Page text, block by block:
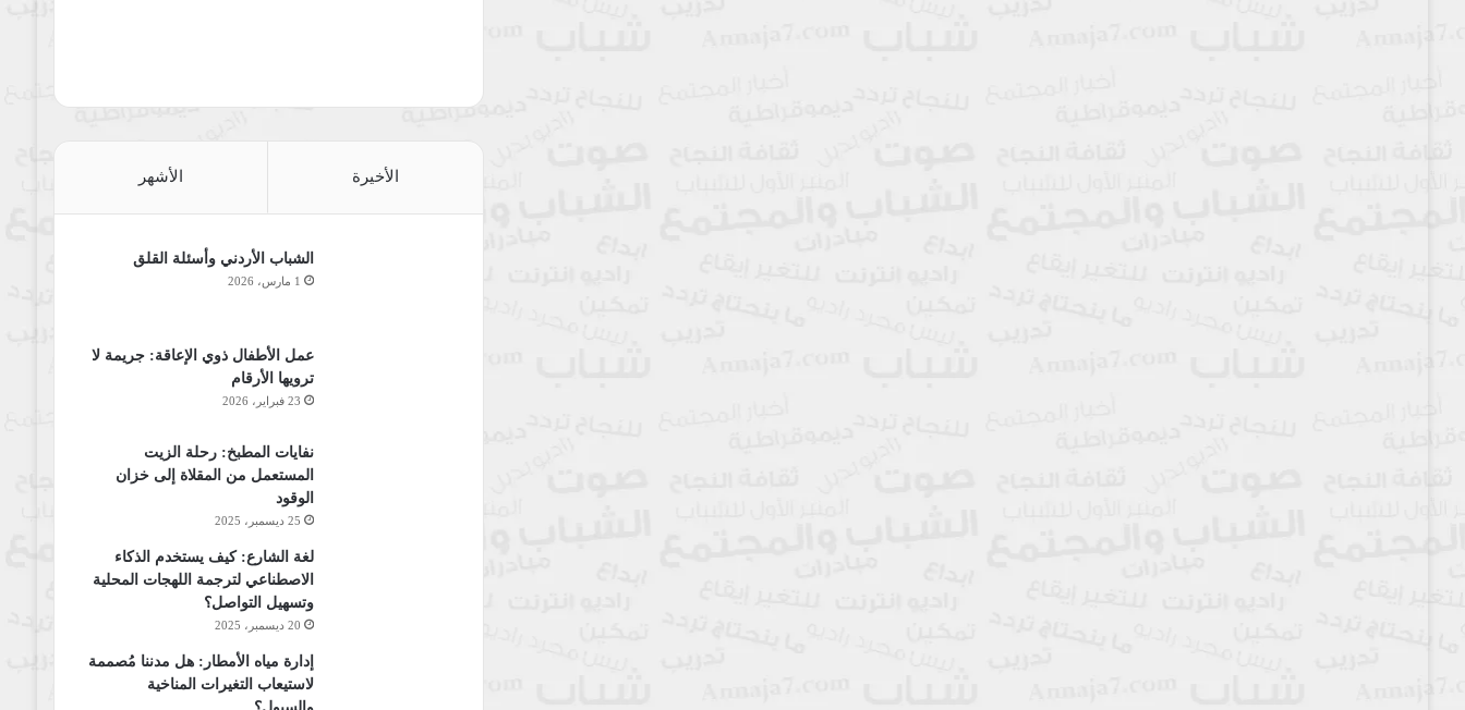
الأخيرة الأشهر
الشباب الأردني وأسئلة القلق
1 مارس، 2026
عمل الأطفال ذوي الإعاقة: جريمة لا
ترويها الأرقام
23 فبراير، 2026
نفايات المطبخ: رحلة الزيت
المستعمل من المقلاة إلى خزان
الوقود
25 ديسمبر، 2025
لغة الشارع: كيف يستخدم الذكاء
الاصطناعي لترجمة اللهجات المحلية
وتسهيل التواصل؟
20 ديسمبر، 2025
إدارة مياه الأمطار: هل مدننا مُصممة
لاستيعاب التغيرات المناخية